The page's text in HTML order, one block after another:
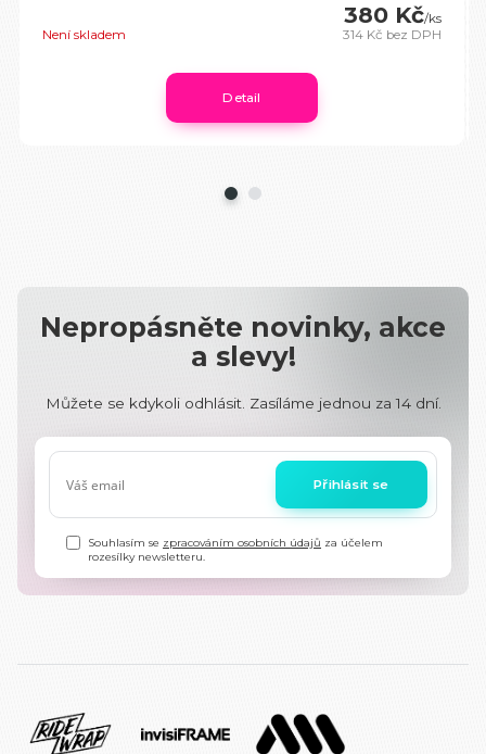
380 Kč/ks
314 Kč bez DPH
Není skladem
Detail
Nepropásněte novinky, akce
a slevy!
Můžete se kdykoli odhlásit. Zasíláme jednou za 14 dní.
Přihlásit se
Souhlasím se zpracováním osobních údajů za účelem
rozesílky newsletteru.